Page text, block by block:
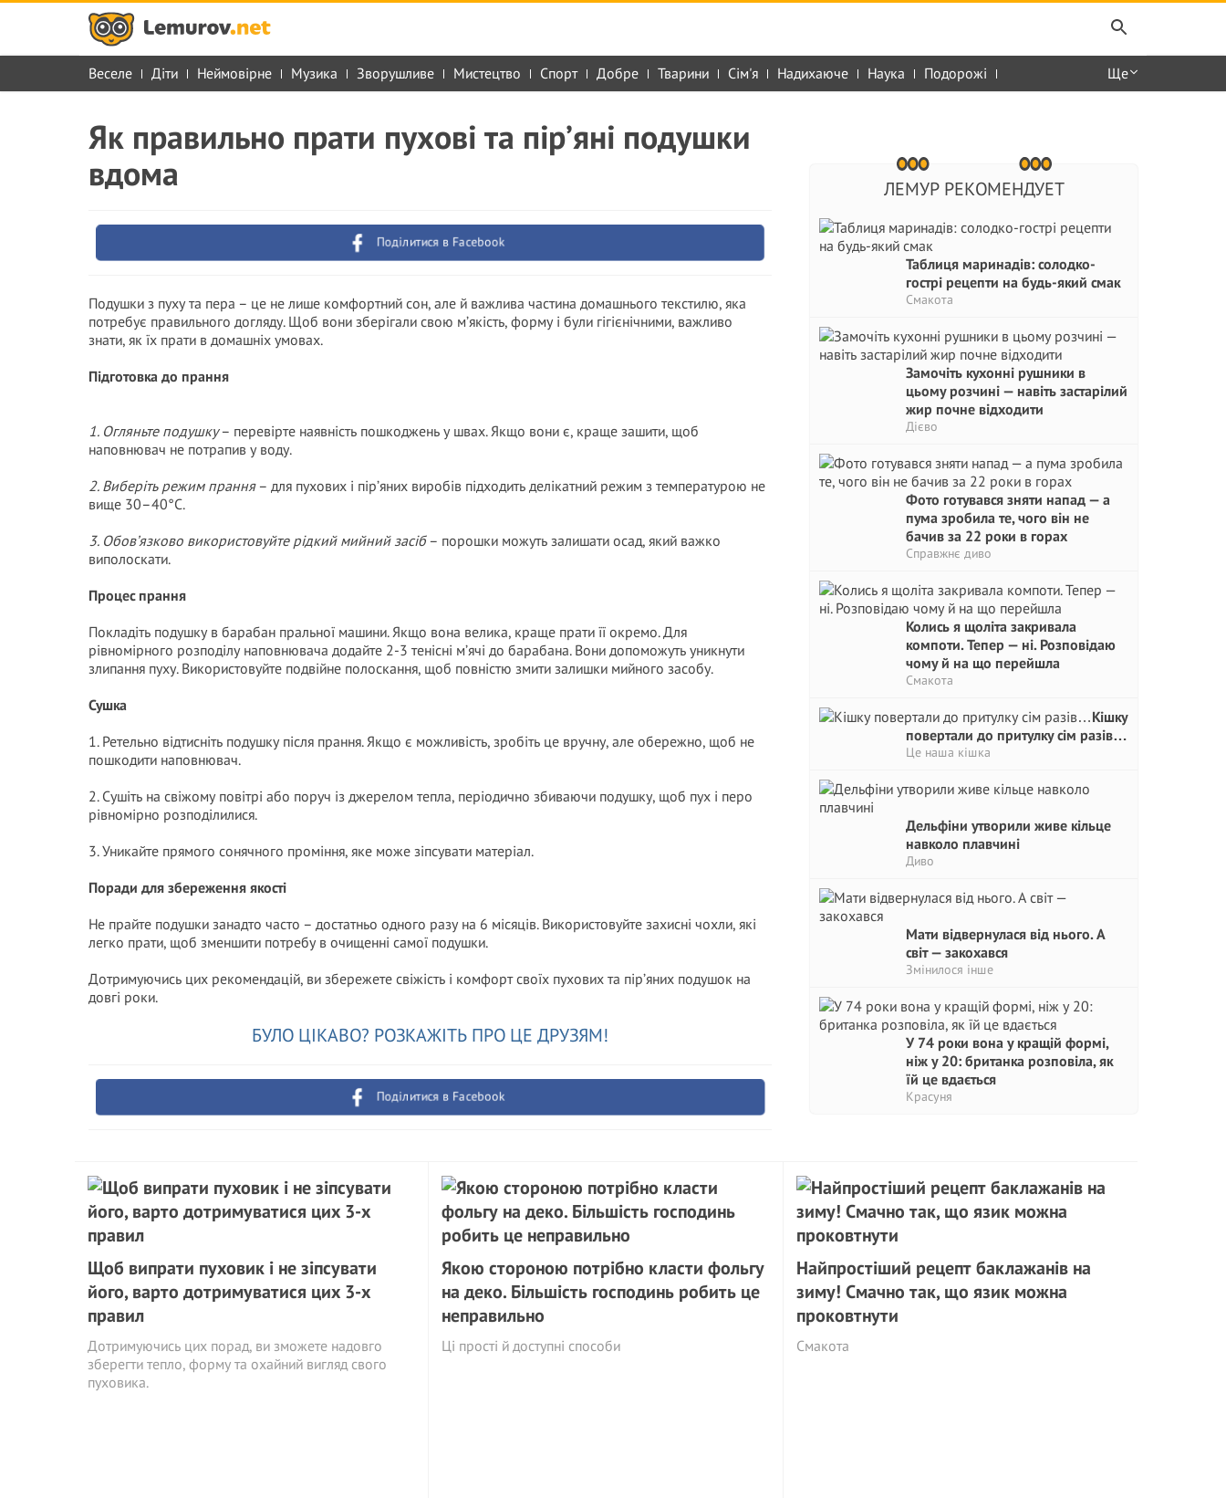
Веселе Діти Неймовірне Музика Зворушливе Мистецтво Спорт Добре Тварини Сім'я Надихаюче Наука Подорожі Ще
ЛЕМУР РЕКОМЕНДУЕТ
Таблиця маринадів: солодко-
гострі рецепти на будь-який смак
Смакота
Замочіть кухонні рушники в
цьому розчині — навіть застарілий
жир почне відходити
Дієво
Фото готувався зняти напад — а
пума зробила те, чого він не
бачив за 22 роки в горах
Справжнє диво
Колись я щоліта закривала
компоти. Тепер — ні. Розповідаю
чому й на що перейшла
Смакота
Кішку
повертали до притулку сім разів…
Це наша кішка
Дельфіни утворили живе кільце
навколо плавчині
Диво
Мати відвернулася від нього. А
світ — закохався
Змінилося інше
У 74 роки вона у кращій формі,
ніж у 20: британка розповіла, як
їй це вдається
Красуня
Як правильно прати пухові та пір’яні подушки
вдома
Поділитися в Facebook
Подушки з пуху та пера – це не лише комфортний сон, але й важлива частина домашнього текстилю, яка
потребує правильного догляду. Щоб вони зберігали свою м’якість, форму і були гігієнічними, важливо
знати, як їх прати в домашніх умовах.
Підготовка до прання
1. Огляньте подушку– перевірте наявність пошкоджень у швах. Якщо вони є, краще зашити, щоб
наповнювач не потрапив у воду.
2. Виберіть режим прання– для пухових і пір’яних виробів підходить делікатний режим з температурою не
вище 30–40°C.
3. Обов’язково використовуйте рідкий мийний засіб– порошки можуть залишати осад, який важко
виполоскати.
Процес прання
Покладіть подушку в барабан пральної машини. Якщо вона велика, краще прати її окремо. Для
рівномірного розподілу наповнювача додайте 2-3 тенісні м’ячі до барабана. Вони допоможуть уникнути
злипання пуху. Використовуйте подвійне полоскання, щоб повністю змити залишки мийного засобу.
Сушка
1. Ретельно відтисніть подушку після прання. Якщо є можливість, зробіть це вручну, але обережно, щоб не
пошкодити наповнювач.
2. Сушіть на свіжому повітрі або поруч із джерелом тепла, періодично збиваючи подушку, щоб пух і перо
рівномірно розподілилися.
3. Уникайте прямого сонячного проміння, яке може зіпсувати матеріал.
Поради для збереження якості
Не прайте подушки занадто часто – достатньо одного разу на 6 місяців. Використовуйте захисні чохли, які
легко прати, щоб зменшити потребу в очищенні самої подушки.
Дотримуючись цих рекомендацій, ви збережете свіжість і комфорт своїх пухових та пір’яних подушок на
довгі роки.
БУЛО ЦІКАВО? РОЗКАЖІТЬ ПРО ЦЕ ДРУЗЯМ!
Поділитися в Facebook
Щоб випрати пуховик і не зіпсувати
його, варто дотримуватися цих 3-х
правил
Дотримуючись цих порад, ви зможете надовго
зберегти тепло, форму та охайний вигляд свого
пуховика.
Якою стороною потрібно класти фольгу
на деко. Більшість господинь робить це
неправильно
Ці прості й доступні способи
Найпростіший рецепт баклажанів на
зиму! Смачно так, що язик можна
проковтнути
Смакота